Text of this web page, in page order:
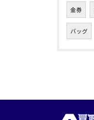
金券
バッグ